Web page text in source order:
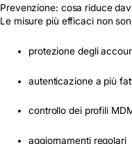
Prevenzione: cosa riduce
Le misure più efficaci non
protezione degli
autenticazione a più
controllo dei profili
aggiornamenti regolari